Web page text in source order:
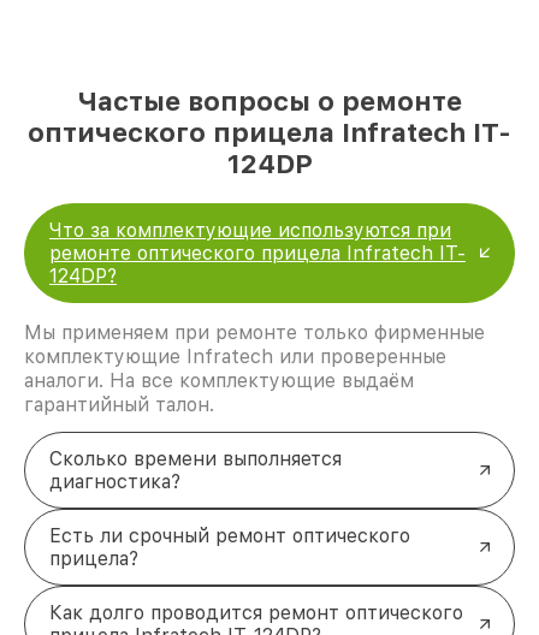
Частые вопросы о ремонте
оптического прицела Infratech IT-
124DP
Что за комплектующие используются при
ремонте оптического прицела Infratech IT-
124DP?
Мы применяем при ремонте только фирменные
комплектующие Infratech или проверенные
аналоги. На все комплектующие выдаём
гарантийный талон.
Сколько времени выполняется
диагностика?
Есть ли срочный ремонт оптического
прицела?
Как долго проводится ремонт оптического